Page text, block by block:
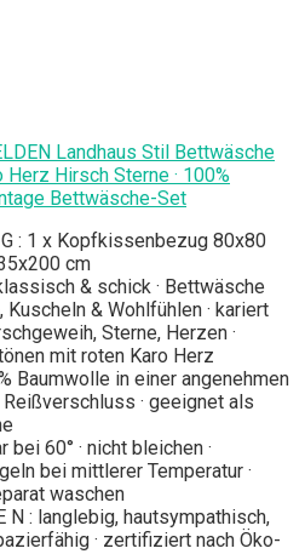
Landhaus Stil Bettwäsche
Hirsch Sterne · 100%
Bettwäsche-Set
G : 1 x Kopfkissenbezug 80x80
cm
& schick · Bettwäsche
Kuscheln & Wohlfühlen · kariert
Sterne, Herzen ·
mit roten Karo Herz
Baumwolle in einer angenehmen
· geeignet als
bei 60° · nicht bleichen ·
bei mittlerer Temperatur ·
waschen
N : langlebig, hautsympathisch,
· zertifiziert nach Öko-